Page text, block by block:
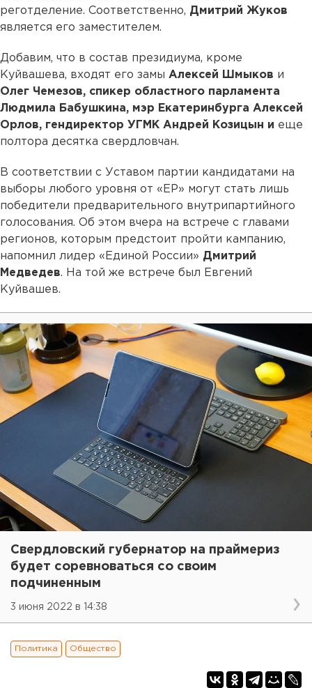
реготделение. Соответственно, Дмитрий Жуков
является его заместителем.
Добавим, что в состав президиума, кроме
Куйвашева, входят его замы Алексей Шмыков и
Олег Чемезов, спикер областного парламента
Людмила Бабушкина, мэр Екатеринбурга Алексей
Орлов, гендиректор УГМК Андрей Козицын и еще
полтора десятка свердловчан.
В соответствии с Уставом партии кандидатами на
выборы любого уровня от «ЕР» могут стать лишь
победители предварительного внутрипартийного
голосования. Об этом вчера на встрече с главами
регионов, которым предстоит пройти кампанию,
напомнил лидер «Единой России» Дмитрий
Медведев. На той же встрече был Евгений
Куйвашев.
Свердловский губернатор на праймериз
будет соревноваться со своим
подчиненным
3 июня 2022 в 14:38
Политика Общество